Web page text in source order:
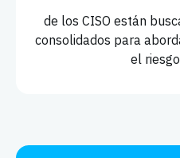
de los CISO están
consolidados para
el